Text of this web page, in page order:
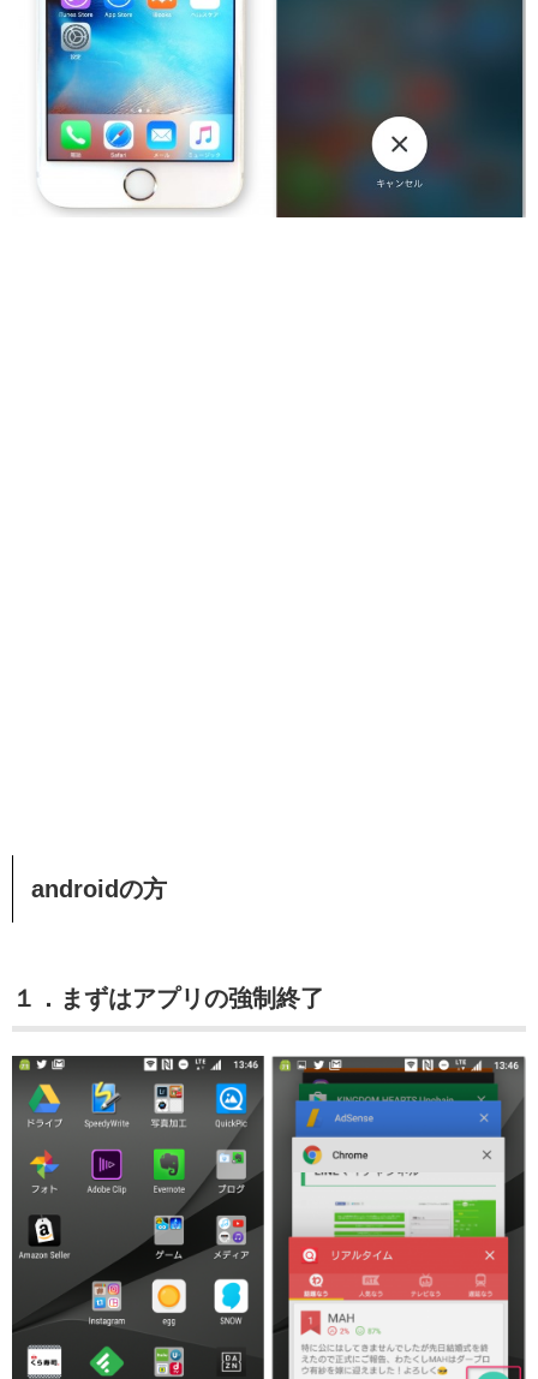
androidの方
１．まずはアプリの強制終了